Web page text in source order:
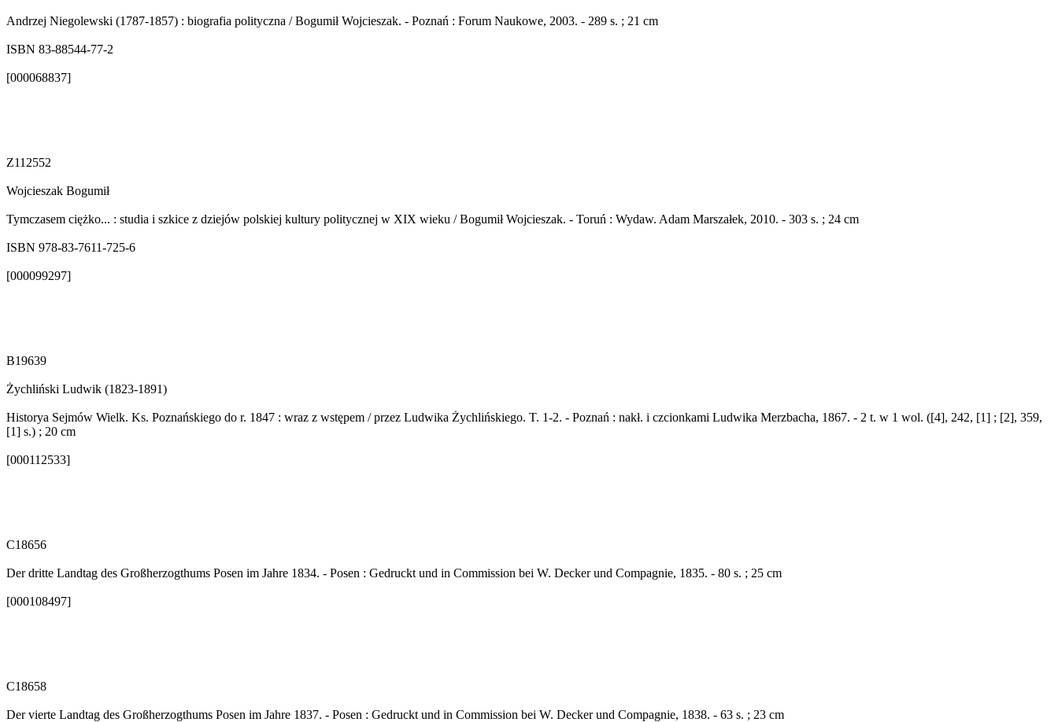
Andrzej Niegolewski (1787-1857) : biografia polityczna / Bogumił Wojcieszak. - Poznań : Forum Naukowe, 2003. - 289 s. ; 21 cm
ISBN 83-88544-77-2
[000068837]
Z112552
Wojcieszak Bogumił
Tymczasem ciężko... : studia i szkice z dziejów polskiej kultury politycznej w XIX wieku / Bogumił Wojcieszak. - Toruń : Wydaw. Adam Marszałek, 2010. - 303 s. ; 24 cm
ISBN 978-83-7611-725-6
[000099297]
B19639
Żychliński Ludwik (1823-1891)
Historya Sejmów Wielk. Ks. Poznańskiego do r. 1847 : wraz z wstępem / przez Ludwika Żychlińskiego. T. 1-2. - Poznań : nakł. i czcionkami Ludwika Merzbacha, 1867. - 2 t. w 1 wol. ([4], 242, [1] ; [2], 359,
[1] s.) ; 20 cm
[000112533]
C18656
Der dritte Landtag des Großherzogthums Posen im Jahre 1834. - Posen : Gedruckt und in Commission bei W. Decker und Compagnie, 1835. - 80 s. ; 25 cm
[000108497]
C18658
Der vierte Landtag des Großherzogthums Posen im Jahre 1837. - Posen : Gedruckt und in Commission bei W. Decker und Compagnie, 1838. - 63 s. ; 23 cm